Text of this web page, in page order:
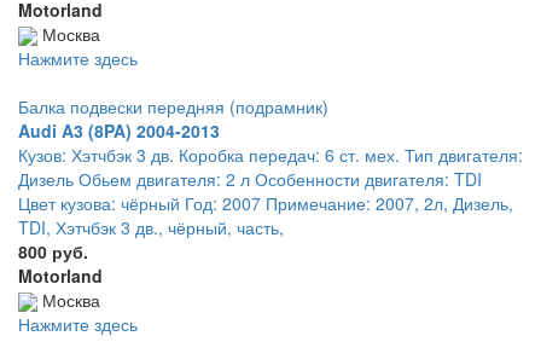
Motorland
Москва
Нажмите здесь
Балка подвески передняя (подрамник)
Audi A3 (8PA) 2004-2013
Кузов: Хэтчбэк 3 дв. Коробка передач: 6 ст. мех. Тип двигателя:
Дизель Обьем двигателя: 2 л Особенности двигателя: TDI
Цвет кузова: чёрный Год: 2007 Примечание: 2007, 2л, Дизель,
TDI, Хэтчбэк 3 дв., чёрный, часть,
800 руб.
Motorland
Москва
Нажмите здесь